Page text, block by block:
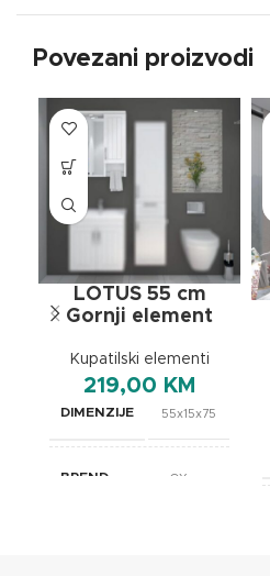
Povezani proizvodi
LOTUS 55 cm
Gornji element
Kupatilski elementi
219,00 KM
DIMENZIJE 55x15x75
BREND OXaqua